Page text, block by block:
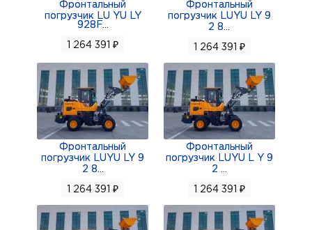
Фронтальный
погрузчик LU YU LY
928F...
1 264 391 ₽
Фронтальный
погрузчик LUYU LY 9
2 8
1 264 391 ₽
Фронтальный
погрузчик LUYU LY 9
2 8
1 264 391 ₽
Фронтальный
погрузчик LUYU L Y 9
2
1 264 391 ₽